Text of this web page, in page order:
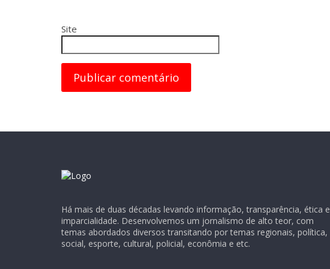
Site
Há mais de duas décadas levando informação, transparência, ética e
imparcialidade. Desenvolvemos um jornalismo de alto teor, com
temas abordados diversos transitando por temas regionais, política,
social, esporte, cultural, policial, econômia e etc.